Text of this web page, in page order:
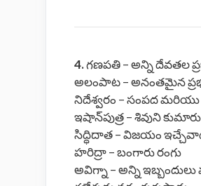
4.గణపతి – అన్ని దేవతల
అలంపాట – అనంతమైన
నిదేశ్వరం – సంపద మరియు
ఇషాన్‌పుత్ర – శివుని
సిద్ధిదాత – విజయం
హరిద్రా – బంగారు రంగు
అవిగ్నా – అన్ని